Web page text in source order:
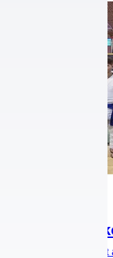
emlékversenyen